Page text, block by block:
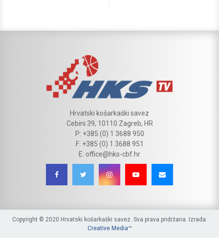
Hrvatski košarkaški savez
Cebini 39, 10110 Zagreb, HR
P: +385 (0) 1 3688 950
F: +385 (0) 1 3688 951
E: office@hks-cbf.hr
Copyright © 2020 Hrvatski košarkaški savez. Sva prava pridržana. Izrada:
Creative Media™